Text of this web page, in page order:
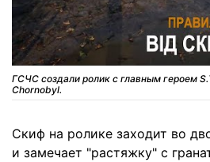
ГСЧС создали ролик с главным героем
Chornobyl.
Скиф на ролике заходит во
и замечает "растяжку" с